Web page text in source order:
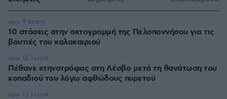
10 στάσεις στην ακτογραμμή της Πελοποννήσου για τις
βουτιές του καλοκαιριού
πριν 9 λεπτά
Πέθανε κτηνοτρόφος στη Λέσβο μετά τη θανάτωση του
κοπαδιού του λόγω αφθώδους πυρετού
πριν 12 λεπτά
πριν 13 λεπτά